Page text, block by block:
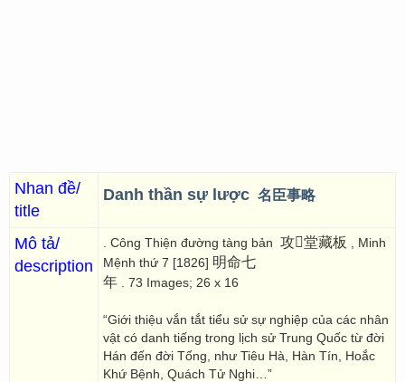
Nhan đề/
title
Danh thần sự lược 名臣事略
Mô tả/
description
. Công Thiện đường tàng bản 攻𦎍堂藏板
, Minh
Mệnh thứ 7 [1826] 明命七
年 . 73 Images; 26 x 16
“Giới thiệu vắn tắt tiểu sử sự nghiệp của các nhân
vật có danh tiếng trong lịch sử Trung Quốc từ đời
Hán đến đời Tống, như Tiêu Hà, Hàn Tín, Hoắc
Khứ Bệnh, Quách Tử Nghi…”